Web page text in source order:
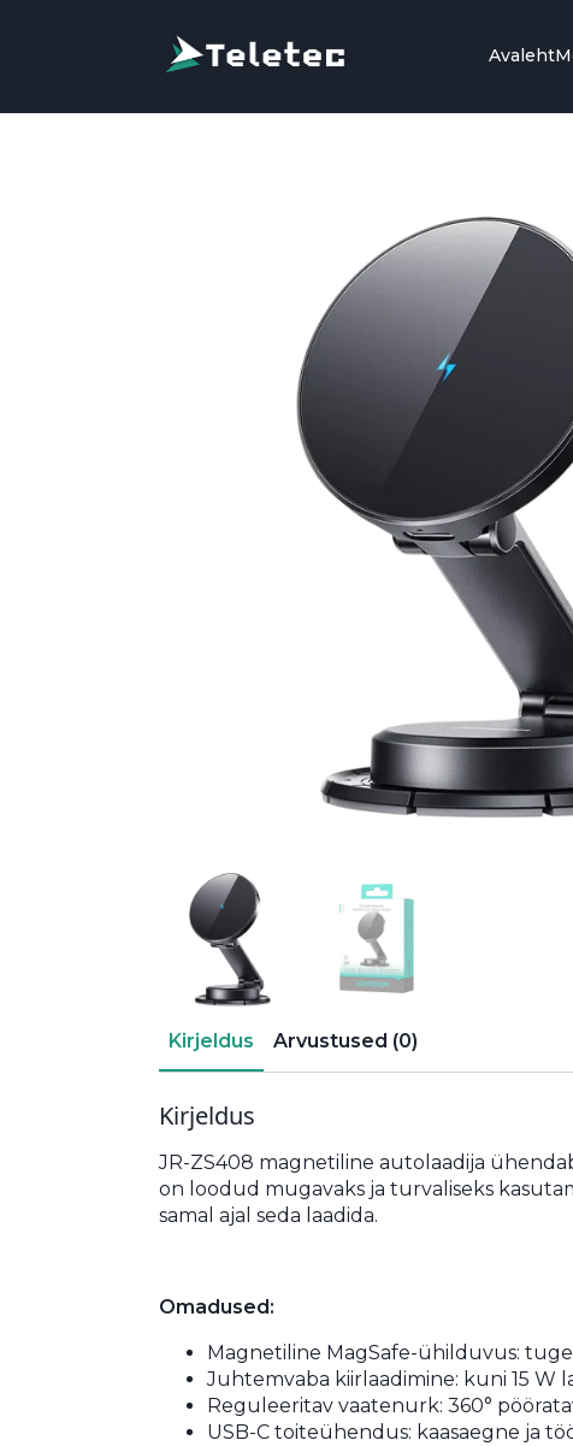
Avaleht
Kirjeldus Arvustused (0)
Kirjeldus
JR-ZS408 magnetiline autolaadija
on loodud mugavaks ja turvaliseks
samal ajal seda laadida.
Omadused:
Magnetiline MagSafe-ühilduvus:
Juhtemvaba kiirlaadimine: kuni 15 W
Reguleeritav vaatenurk: 360°
USB-C toiteühendus: kaasaegne ja